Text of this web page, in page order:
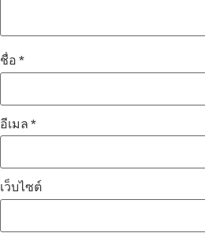
ชื่อ *
อีเมล *
เว็บไซต์